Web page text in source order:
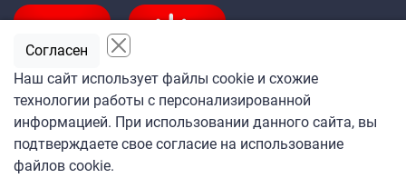
Подпишитесь
на ежедневную рассылку
«Кабельщика»
Наш сайт использует файлы cookie и схожие
технологии работы с персонализированной
информацией. При использовании данного сайта, вы
подтверждаете свое согласие на использование
файлов cookie.
Согласен